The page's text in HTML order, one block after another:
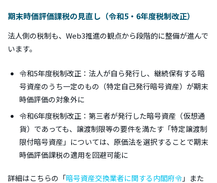
期末時価評価課税の見直し（令和5・6年度税制改正）
法人側の税制も、Web3推進の観点から段階的に整備が進んで
います。
令和5年度税制改正：法人が自ら発行し、継続保有する暗
号資産のうち一定のもの（特定自己発行暗号資産）が期末
時価評価の対象外に
令和6年度税制改正：第三者が発行した暗号資産（仮想通
貨）であっても、譲渡制限等の要件を満たす「特定譲渡制
限付暗号資産」については、原価法を選択することで期末
時価評価課税の適用を回避可能に
詳細はこちらの「暗号資産交換業者に関する内閣府令」また